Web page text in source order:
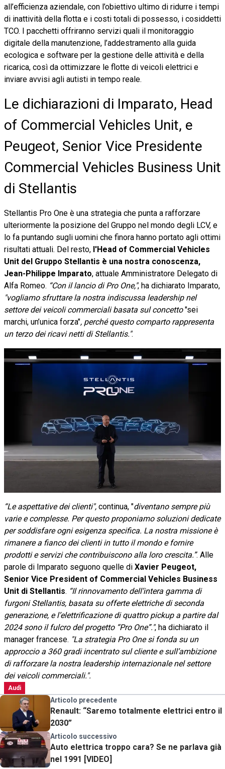
all’efficienza aziendale, con l’obiettivo ultimo di ridurre i tempi
di inattività della flotta e i costi totali di possesso, i cosiddetti
TCO. I pacchetti offriranno servizi quali il monitoraggio
digitale della manutenzione, l’addestramento alla guida
ecologica e software per la gestione delle attività e della
ricarica, così da ottimizzare le flotte di veicoli elettrici e
inviare avvisi agli autisti in tempo reale.
Le dichiarazioni di Imparato, Head
of Commercial Vehicles Unit, e
Peugeot, Senior Vice Presidente
Commercial Vehicles Business Unit
di Stellantis
Stellantis Pro One è una strategia che punta a rafforzare
ulteriormente la posizione del Gruppo nel mondo degli LCV, e
lo fa puntando sugli uomini che finora hanno portato agli ottimi
risultati attuali. Del resto, l'Head of Commercial Vehicles
Unit del Gruppo Stellantis è una nostra conoscenza,
Jean-Philippe Imparato, attuale Amministratore Delegato di
Alfa Romeo. “Con il lancio di Pro One,", ha dichiarato Imparato,
"vogliamo sfruttare la nostra indiscussa leadership nel
settore dei veicoli commerciali basata sul concetto"sei
marchi, un’unica forza", perché questo comparto rappresenta
un terzo dei ricavi netti di Stellantis.".
“Le aspettative dei clienti", continua, "diventano sempre più
varie e complesse. Per questo proponiamo soluzioni dedicate
per soddisfare ogni esigenza specifica. La nostra missione è
rimanere a fianco dei clienti in tutto il mondo e fornire
prodotti e servizi che contribuiscono alla loro crescita.”. Alle
parole di Imparato seguono quelle di Xavier Peugeot,
Senior Vice President of Commercial Vehicles Business
Unit di Stellantis. “Il rinnovamento dell’intera gamma di
furgoni Stellantis, basata su offerte elettriche di seconda
generazione, e l’elettrificazione di quattro pickup a partire dal
2024 sono il fulcro del progetto “Pro One”.", ha dichiarato il
manager francese. "La strategia Pro One si fonda su un
approccio a 360 gradi incentrato sul cliente e sull’ambizione
di rafforzare la nostra leadership internazionale nel settore
dei veicoli commerciali.".
Audi
Articolo precedente
Renault: “Saremo totalmente elettrici entro il
2030”
Articolo successivo
Auto elettrica troppo cara? Se ne parlava già
nel 1991 [VIDEO]